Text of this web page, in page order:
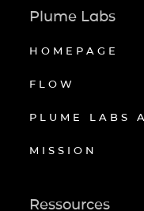
Plume Labs
HOMEPAGE
FLOW
PLUME LABS
MISSION
Ressources